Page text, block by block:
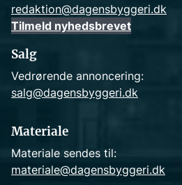
redaktion@dagensbyggeri.dk
Tilmeld nyhedsbrevet
Salg
Vedrørende annoncering:
salg@dagensbyggeri.dk
Materiale
Materiale sendes til:
materiale@dagensbyggeri.dk